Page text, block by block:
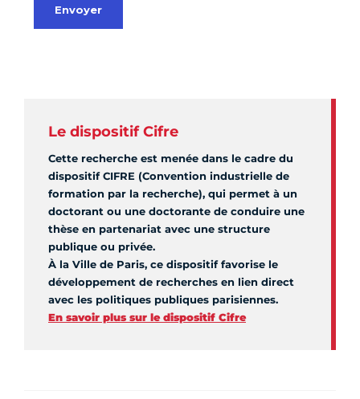
Le dispositif Cifre
Cette recherche est menée dans le cadre du
dispositif CIFRE (Convention industrielle de
formation par la recherche), qui permet à un
doctorant ou une doctorante de conduire une
thèse en partenariat avec une structure
publique ou privée.
À la Ville de Paris, ce dispositif favorise le
développement de recherches en lien direct
avec les politiques publiques parisiennes.
En savoir plus sur le dispositif Cifre